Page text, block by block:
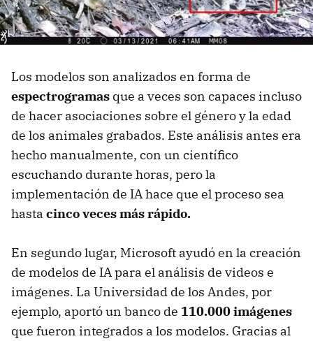
Los modelos son analizados en forma de
espectrogramas que a veces son capaces incluso
de hacer asociaciones sobre el género y la edad
de los animales grabados. Este análisis antes era
hecho manualmente, con un científico
escuchando durante horas, pero la
implementación de IA hace que el proceso sea
hasta cinco veces más rápido.
En segundo lugar, Microsoft ayudó en la creación
de modelos de IA para el análisis de videos e
imágenes. La Universidad de los Andes, por
ejemplo, aportó un banco de 110.000 imágenes
que fueron integrados a los modelos. Gracias al